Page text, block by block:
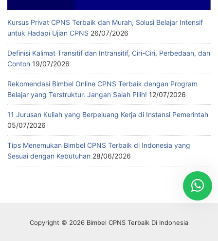
Kursus Privat CPNS Terbaik dan Murah, Solusi Belajar Intensif
untuk Hadapi Ujian CPNS 26/07/2026
Definisi Kalimat Transitif dan Intransitif, Ciri-Ciri, Perbedaan, dan
Contoh 19/07/2026
Rekomendasi Bimbel Online CPNS Terbaik dengan Program
Belajar yang Terstruktur. Jangan Salah Pilih! 12/07/2026
11 Jurusan Kuliah yang Berpeluang Kerja di Instansi Pemerintah
05/07/2026
Tips Menemukan Bimbel CPNS Terbaik di Indonesia yang
Sesuai dengan Kebutuhan 28/06/2026
Copyright © 2026 Bimbel CPNS Terbaik Di Indonesia